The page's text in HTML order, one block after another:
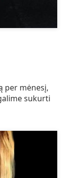
per mėnesį,
sukurti